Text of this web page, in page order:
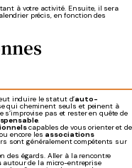
à votre activité. Ensuite, il sera
précis, en fonction des
induire le statut d’auto-
qui cheminent seuls et peinent à
s’improvise pas et rester en quête de
.
capables de vous orienter et de
ou encore les associations
sont généralement compétents sur
des égards. Aller à la rencontre
autour de la micro-entreprise